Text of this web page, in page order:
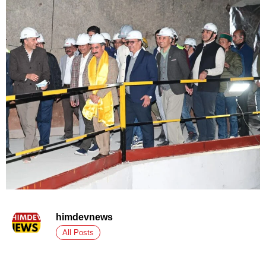
himdevnews
All Posts